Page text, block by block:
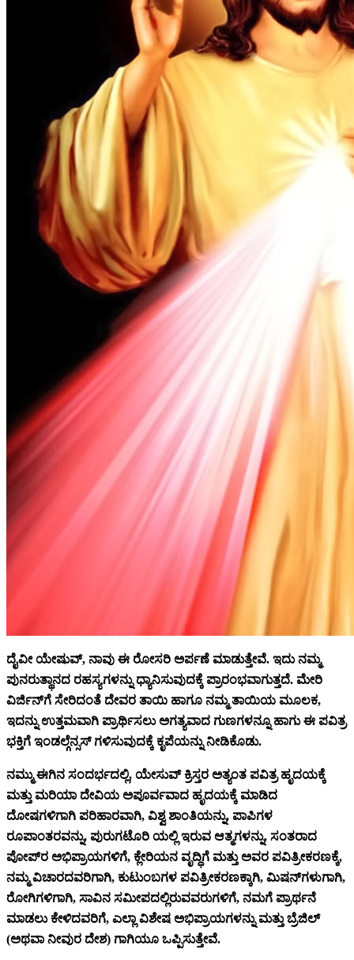
ದೈವೀ ಯೇಷುವ್, ನಾವು ಈ ರೋಸರಿ ಅರ್ಪಣೆ ಮಾಡುತ್ತೇವೆ. ಇದು ನಮ್ಮ
ಪುನರುತ್ಥಾನದ ರಹಸ್ಯಗಳನ್ನು ಧ್ಯಾನಿಸುವುದಕ್ಕೆ ಪ್ರಾರಂಭವಾಗುತ್ತದೆ. ಮೇರಿ
ವಿರ್ಜಿನ್‌ಗೆ ಸೇರಿದಂತೆ ದೇವರ ತಾಯಿ ಹಾಗೂ ನಮ್ಮ ತಾಯಿಯ ಮೂಲಕ,
ಇದನ್ನು ಉತ್ತಮವಾಗಿ ಪ್ರಾರ್ಥಿಸಲು ಅಗತ್ಯವಾದ ಗುಣಗಳನ್ನೂ ಹಾಗು ಈ ಪವಿತ್ರ
ಭಕ್ತಿಗೆ ಇಂಡಲ್ಗೆನ್ಸಸ್ ಗಳಿಸುವುದಕ್ಕೆ ಕೃಪೆಯನ್ನು ನೀಡಿಕೊಡು.
ನಮ್ಮು ಈಗಿನ ಸಂದರ್ಭದಲ್ಲಿ, ಯೇಸುವ್ ಕ್ರಿಸ್ತರ ಅತ್ಯಂತ ಪವಿತ್ರ ಹೃದಯಕ್ಕೆ
ಮತ್ತು ಮರಿಯಾ ದೇವಿಯ ಅಪೂರ್ವವಾದ ಹೃದಯಕ್ಕೆ ಮಾಡಿದ
ದೋಷಗಳಿಗಾಗಿ ಪರಿಹಾರವಾಗಿ, ವಿಶ್ವ ಶಾಂತಿಯನ್ನು, ಪಾಪಿಗಳ
ರೂಪಾಂತರವನ್ನು, ಪುರುಗಟೊರಿ ಯಲ್ಲಿ ಇರುವ ಆತ್ಮಗಳನ್ನು, ಸಂತರಾದ
ಪೋಪ್‌ರ ಅಭಿಪ್ರಾಯಗಳಿಗೆ, ಕ್ಲೇರಿಯನ ವೃದ್ಧಿಗೆ ಮತ್ತು ಅವರ ಪವಿತ್ರೀಕರಣಕ್ಕೆ,
ನಮ್ಮ ವಿಚಾರದವರಿಗಾಗಿ, ಕುಟುಂಬಗಳ ಪವಿತ್ರೀಕರಣಕ್ಕಾಗಿ, ಮಿಷನ್‌‌ಗಳುಗಾಗಿ,
ರೋಗಿಗಳಿಗಾಗಿ, ಸಾವಿನ ಸಮೀಪದಲ್ಲಿರುವವರುಗಳಿಗೆ, ನಮಗೆ ಪ್ರಾರ್ಥನೆ
ಮಾಡಲು ಕೇಳಿದವರಿಗೆ, ಎಲ್ಲಾ ವಿಶೇಷ ಅಭಿಪ್ರಾಯಗಳನ್ನು ಮತ್ತು ಬ್ರೆಜಿಲ್‌
(ಅಥವಾ ನೀವುರ ದೇಶ) ಗಾಗಿಯೂ ಒಪ್ಪಿಸುತ್ತೇವೆ.